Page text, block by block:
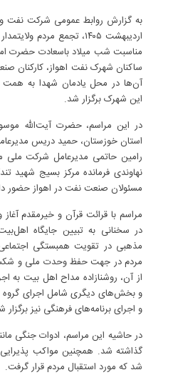
به گزارش روابط عمومی شرکت نفت و
اردیبهشت ۱۴۰۵، تجمع مردم
مناسبت شب میلاد باسعادت حضرت
ساکنان شهرک نفت اهواز، کارکنان
آن‌ها در محل یادمان شهدا به
این شهرک برگزار شد.
در این مراسم، حضرت آیت‌الله
استان خوزستان، حمید دریس
رامین حاتمی مدیرعامل شرکت ملی
نهاوندی فرمانده مرکز بسیج شهید
مسئولان صنعت نفت در اهواز حضور
مراسم با قرائت قرآن و خیرمقدم
در سخنانی به تبیین جایگاه
مذهبی در تقویت همبستگی
مردم در جهت حفظ وحدت ملی و
از آن، روشنازاده مداح اهل بیت به
و بخش‌های دیگری شامل اجرای گروه
و اجرای برنامه‌های فرهنگی نیز برگزار
در حاشیه این مراسم، ادوات جنگی
گذاشته شد. همچنین مواکب پذیرایی
شد که مورد استقبال مردم قرار گرفت.